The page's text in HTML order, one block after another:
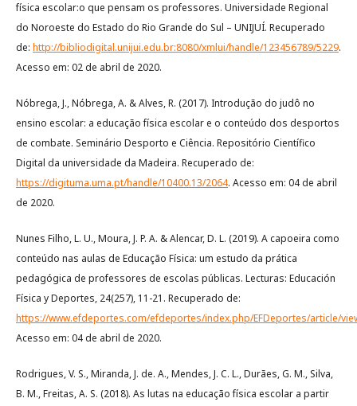
física escolar:o que pensam os professores. Universidade Regional
do Noroeste do Estado do Rio Grande do Sul – UNIJUÍ. Recuperado
de: http://bibliodigital.unijui.edu.br:8080/xmlui/handle/123456789/5229.
Acesso em: 02 de abril de 2020.
Nóbrega, J., Nóbrega, A. & Alves, R. (2017). Introdução do judô no
ensino escolar: a educação física escolar e o conteúdo dos desportos
de combate. Seminário Desporto e Ciência. Repositório Científico
Digital da universidade da Madeira. Recuperado de:
https://digituma.uma.pt/handle/10400.13/2064. Acesso em: 04 de abril
de 2020.
Nunes Filho, L. U., Moura, J. P. A. & Alencar, D. L. (2019). A capoeira como
conteúdo nas aulas de Educação Física: um estudo da prática
pedagógica de professores de escolas públicas. Lecturas: Educación
Física y Deportes, 24(257), 11-21. Recuperado de:
https://www.efdeportes.com/efdeportes/index.php/EFDeportes/article/
Acesso em: 04 de abril de 2020.
Rodrigues, V. S., Miranda, J. de. A., Mendes, J. C. L., Durães, G. M., Silva,
B. M., Freitas, A. S. (2018). As lutas na educação física escolar a partir